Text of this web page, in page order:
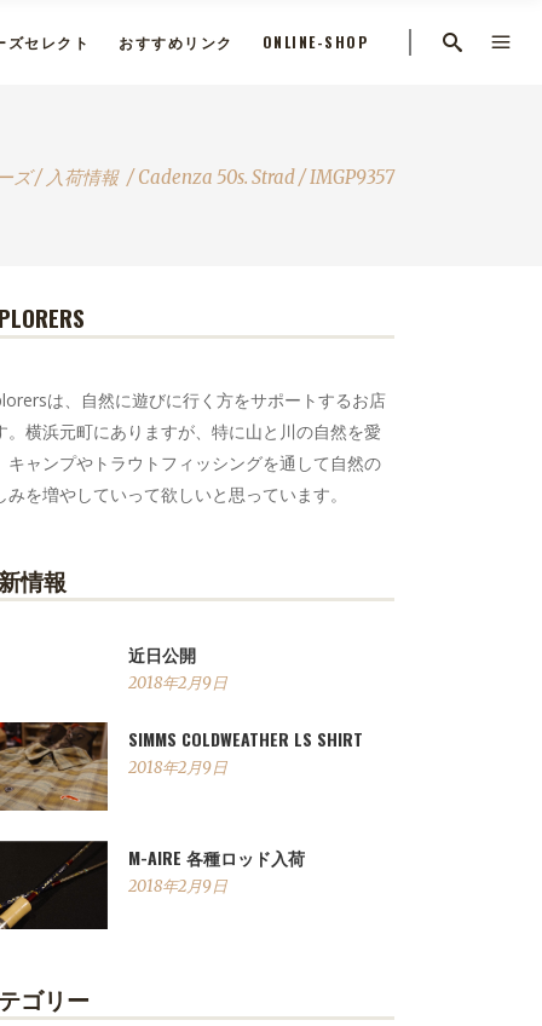
ズセレクト おすすめリンク ONLINE-SHOP
ズ/ 入荷情報 /Cadenza 50s. Strad/IMGP9357
は、自然に遊びに行く方をサポートするお店
。横浜元町にありますが、特に山と川の自然を愛
キャンプやトラウトフィッシングを通して自然の
みを増やしていって欲しいと思っています。
情報
近日公開
2018年2月9日
SIMMS COLDWEATHER LS SHIRT
2018年2月9日
M-AIRE 各種ロッド入荷
2018年2月9日
ゴリー